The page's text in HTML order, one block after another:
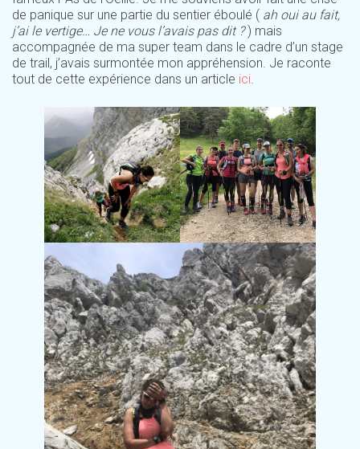
de panique sur une partie du sentier éboulé ( ah oui au fait,
j’ai le vertige… Je ne vous l’avais pas dit ?) mais
accompagnée de ma super team dans le cadre d’un stage
de trail, j’avais surmontée mon appréhension. Je raconte
tout de cette expérience dans un article ici